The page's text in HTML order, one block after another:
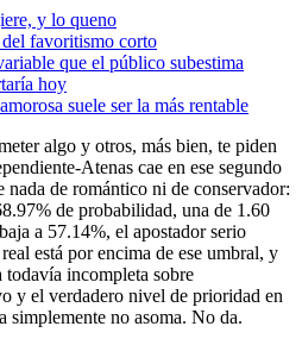
y lo queno
favoritismo corto
que el público subestima
hoy
suele ser la más rentable
algo y otros, más bien, te piden
Atenas cae en ese segundo
de romántico ni de conservador:
de probabilidad, una de 1.60
a 57.14%, el apostador serio
está por encima de ese umbral, y
incompleta sobre
y el verdadero nivel de prioridad en
simplemente no asoma. No da.